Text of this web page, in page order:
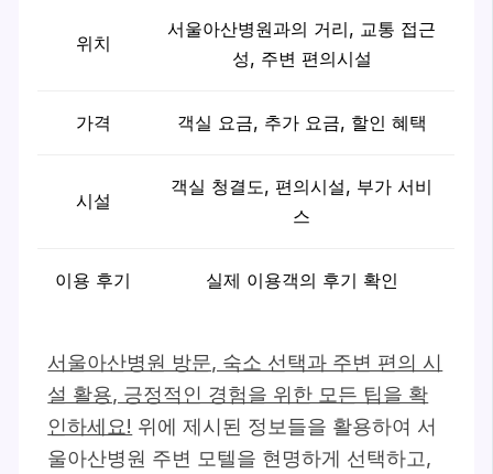
위치
서울아산병원과의 거리, 교통 접근
성, 주변 편의시설
가격 객실 요금, 추가 요금, 할인 혜택
시설
객실 청결도, 편의시설, 부가 서비
스
이용 후기 실제 이용객의 후기 확인
서울아산병원 방문, 숙소 선택과 주변 편의 시
설 활용, 긍정적인 경험을 위한 모든 팁을 확
인하세요! 위에 제시된 정보들을 활용하여 서
울아산병원 주변 모텔을 현명하게 선택하고,